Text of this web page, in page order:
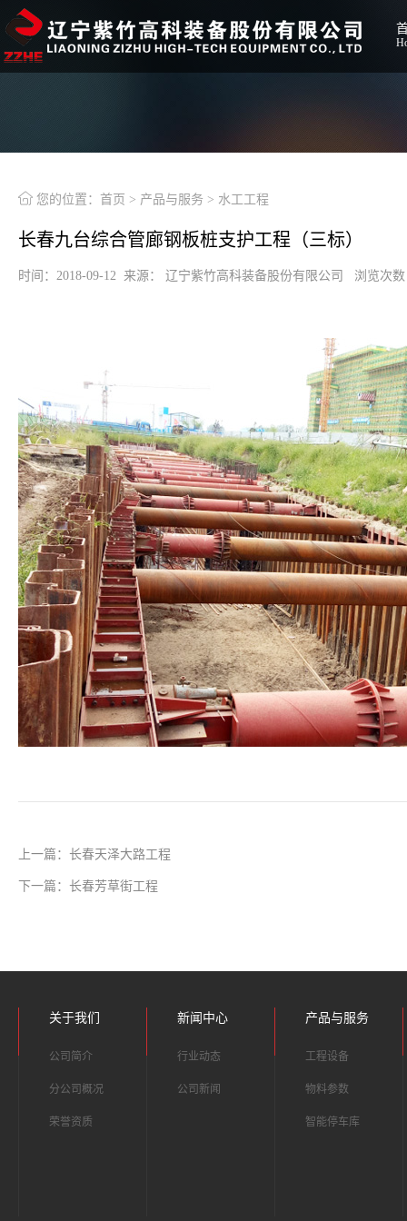
 您的位置： 首页 > 产品与服务 > 水工工程
长春九台综合管廊钢板桩支护工程（三标）
时间：2018-09-12 来源： 辽宁紫竹高科装备股份有限公司 浏览次数
上一篇：长春天泽大路工程
下一篇：长春芳草街工程
关于我们
公司简介
分公司概况
荣誉资质
新闻中心
行业动态
公司新闻
产品与服务
工程设备
物料参数
智能停车库